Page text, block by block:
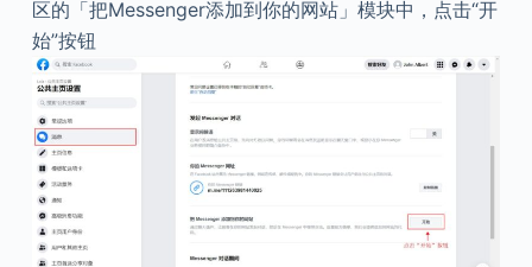
区的「把Messenger添加到你的网站」模块中，点击“开
始”按钮